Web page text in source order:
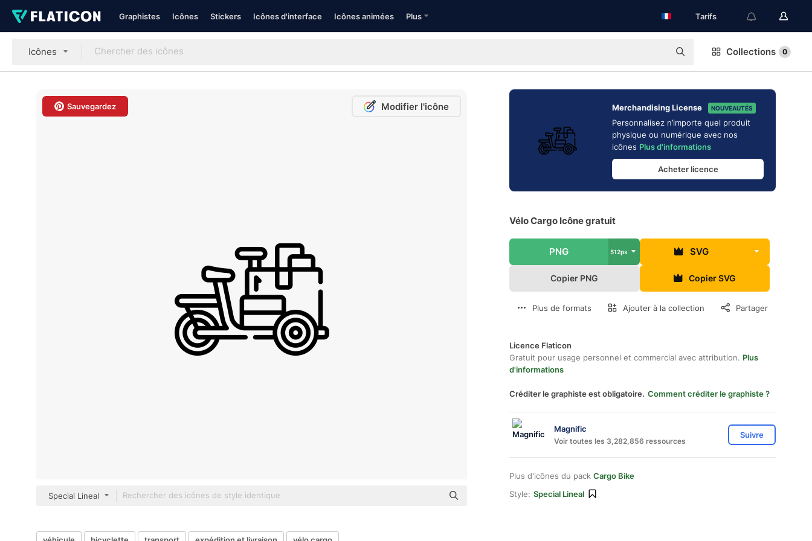
Graphistes Icônes Stickers Icônes d'interface Icônes animées Plus Tarifs
Icônes Collections 0
Sauvegardez Modifier l'icône
Special Lineal
Merchandising License NOUVEAUTÉS
Personnalisez n’importe quel produit
physique ou numérique avec nos
icônes Plus d'informations
Acheter licence
Vélo Cargo Icône gratuit
PNG 512px SVG
Copier PNG Copier SVG
Plus de formats Ajouter à la collection Partager
Licence Flaticon
Gratuit pour usage personnel et commercial avec attribution. Plus
d'informations
Créditer le graphiste est obligatoire. Comment créditer le graphiste ?
Magnific
Voir toutes les 3,282,856 ressources
Suivre
Plus d'icônes du pack Cargo Bike
Style: Special Lineal